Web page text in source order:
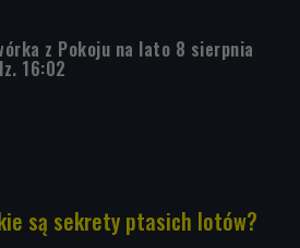
z Pokoju na lato 8 sierpnia
16:02
są sekrety ptasich lotów?